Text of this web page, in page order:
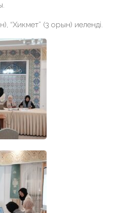
“Хикмет” (3 орын) иеленді.